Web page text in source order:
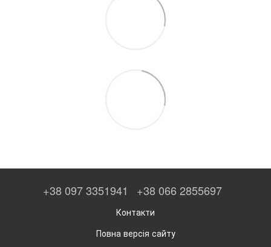
+38 097 3351941 +38 066 2855697
Контакти
Повна версія сайту